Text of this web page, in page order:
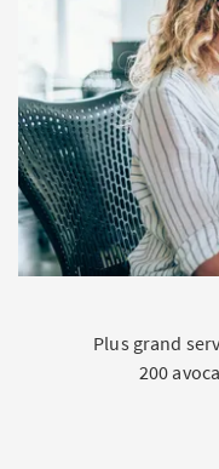
Plus grand
200